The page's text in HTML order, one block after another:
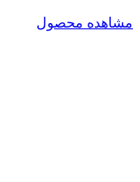
مشاهده محصول